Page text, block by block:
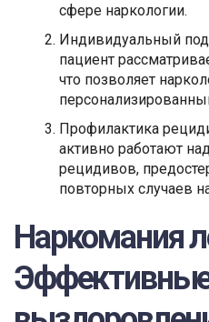
сфере наркологии.
Индивидуальный
пациент
что позволяет
Профилактика
активно работают
рецидивов,
повторных случаев
Наркомания